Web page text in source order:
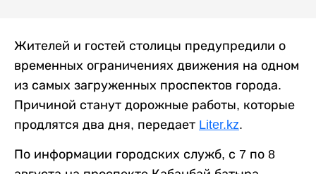
Жителей и гостей столицы предупредили о
временных ограничениях движения на одном
из самых загруженных проспектов города.
Причиной станут дорожные работы, которые
продлятся два дня, передает Liter.kz.
По информации городских служб, с 7 по 8